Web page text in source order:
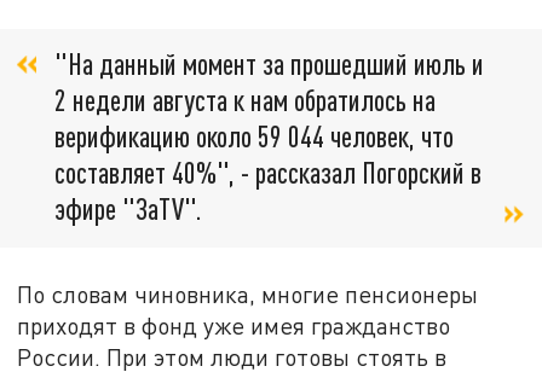
"На данный момент за прошедший июль и
2 недели августа к нам обратилось на
верификацию около 59 044 человек, что
составляет 40%", - рассказал Погорский в
эфире "ЗаTV".
По словам чиновника, многие пенсионеры
приходят в фонд уже имея гражданство
России. При этом люди готовы стоять в